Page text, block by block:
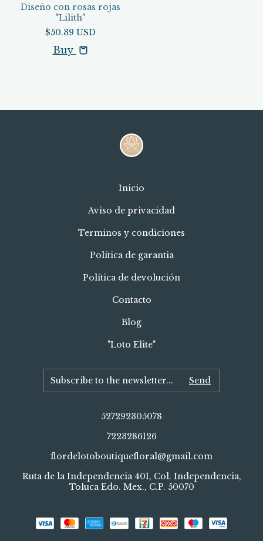
Diseño con rosas rojas
"Lilith"
$50.39 USD
Buy
Inicio
Aviso de privacidad
Terminos y condiciones
Política de garantia
Política de devolución
Contacto
Blog
"Loto Elite"
527292305078
7223286126
flordelotoboutiquefloral@gmail.com
Ruta de la Independencia 401, Col. Independencia,
Toluca Edo. Mex., C.P. 50070